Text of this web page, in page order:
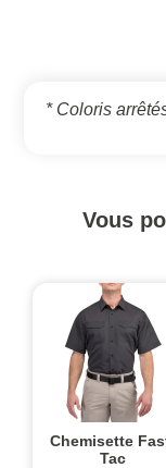
* Coloris
Vous
Chemisette
Tac